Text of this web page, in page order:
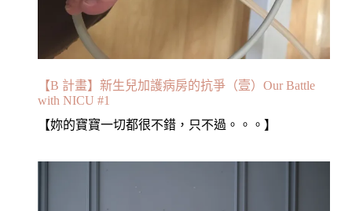
【B 計畫】新生兒加護病房的抗爭（壹）Our Battle
with NICU #1
【妳的寶寶一切都很不錯，只不過。。。】